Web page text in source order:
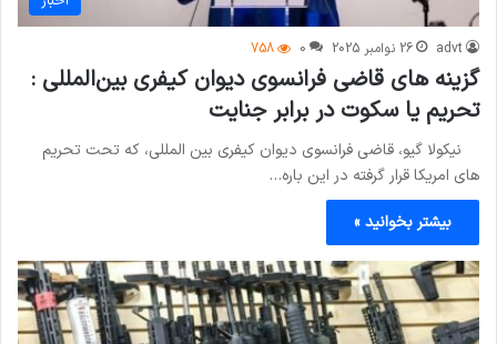
advt 26 نوامبر 2025 0
758
گزینه های قاضی فرانسوی دیوان کیفری بین‌المللی :
تحریم یا سکوت در برابر جنایت
نیکولا گیو، قاضی فرانسوی دیوان کیفری بین المللی، که تحت تحریم
های امریکا قرار گرفته در این باره…
بیشتر بخوانید »